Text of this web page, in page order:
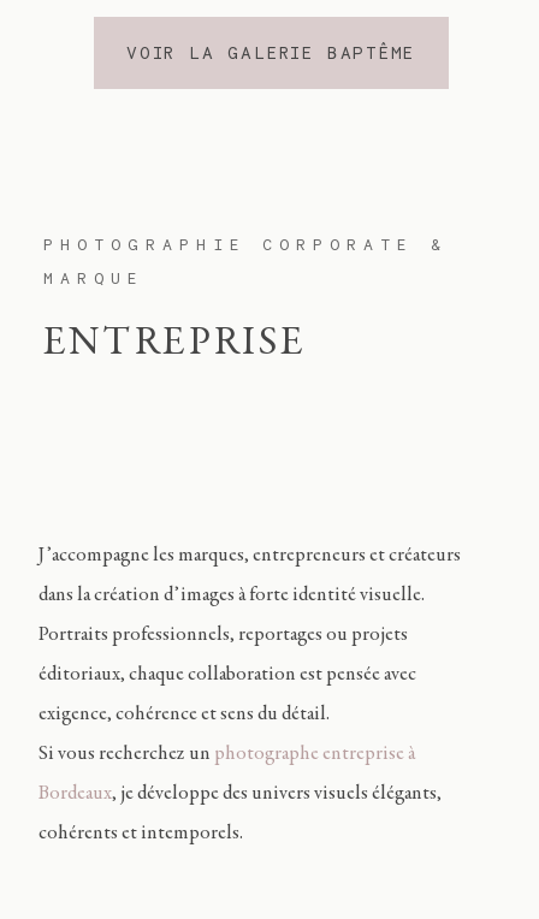
VOIR LA GALERIE BAPTÊME
PHOTOGRAPHIE CORPORATE &
MARQUE
ENTREPRISE
J’accompagne les marques, entrepreneurs et créateurs
dans la création d’images à forte identité visuelle.
Portraits professionnels, reportages ou projets
éditoriaux, chaque collaboration est pensée avec
exigence, cohérence et sens du détail.
Si vous recherchez un photographe entreprise à
Bordeaux, je développe des univers visuels élégants,
cohérents et intemporels.